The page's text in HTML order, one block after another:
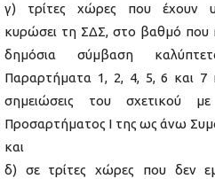
γ) τρίτες χώρες που έχουν
κυρώσει τη ΣΔΣ, στο βαθμό που
δημόσια σύμβαση
Παραρτήματα 1, 2, 4, 5, 6 και 7
σημειώσεις του σχετικού
Προσαρτήματος I της ως άνω
και
δ) σε τρίτες χώρες που δεν